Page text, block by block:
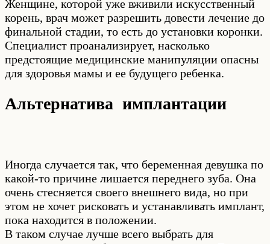
Женщине, которой уже вживили искусственный
корень, врач может разрешить довести лечение до
финальной стадии, то есть до установки коронки.
Специалист проанализирует, насколько
предстоящие медицинские манипуляции опасны
для здоровья мамы и ее будущего ребенка.
Альтернатива имплантации
Иногда случается так, что беременная девушка по
какой-то причине лишается переднего зуба. Она
очень стесняется своего внешнего вида, но при
этом не хочет рисковать и устанавливать имплант,
пока находится в положении.
В таком случае лучше всего выбрать для